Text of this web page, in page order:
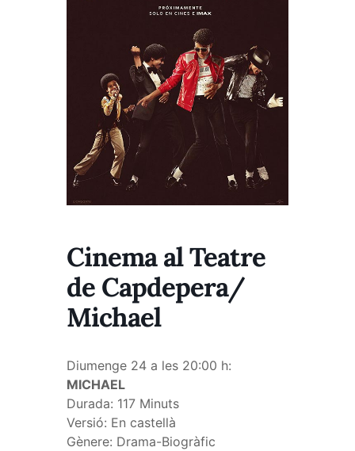
Cinema al Teatre
de Capdepera/
Michael
Diumenge 24 a les 20:00 h:
MICHAEL
Durada: 117 Minuts
Versió: En castellà
Gènere: Drama-Biogràfic